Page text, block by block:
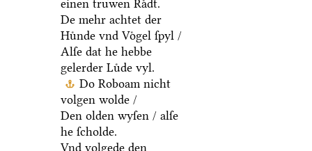
einen truwen Raͤdt.
De mehr achtet der
Huͤnde vnd Voͤgel ſpyl /
Alſe dat he hebbe
gelerder Luͤde vyl.
Do Roboam nicht
volgen wolde /
Den olden wyſen / alſe
he ſcholde.
Vnd volgede den